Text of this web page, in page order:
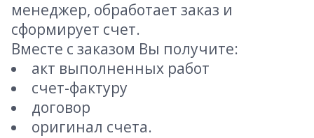
менеджер, обработает заказ и
сформирует счет.
Вместе с заказом Вы получите:
акт выполненных работ
счет-фактуру
договор
оригинал счета.